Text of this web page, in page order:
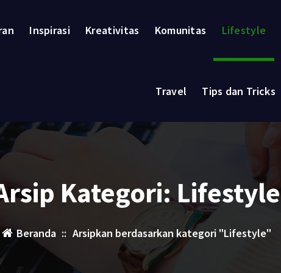
Inspirasi Kreativitas Komunitas Lifestyle
Travel Tips dan Tricks
Kategori: Lifestyle
Beranda :: Arsipkan berdasarkan kategori "Lifestyle"